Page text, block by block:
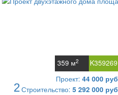
K359269
359 м2
2
Проект: 44 000 руб
Строительство: 5 292 000 руб